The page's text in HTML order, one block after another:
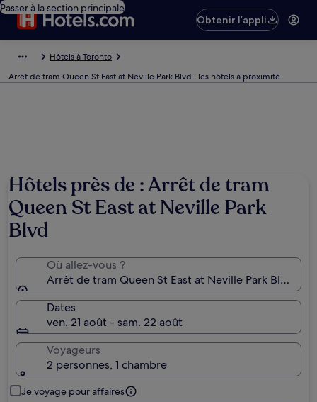
Passer à la section principale
Obtenir l’appli
Hôtels à Toronto
Arrêt de tram Queen St East at Neville Park Blvd : les hôtels à proximité
Hôtels près de : Arrêt de tram
Queen St East at Neville Park
Blvd
Où allez-vous ?
Arrêt de tram Queen St East at Neville Park Blvd,
Dates
ven. 21 août - sam. 22 août
Voyageurs
2 personnes, 1 chambre
Je voyage pour affaires